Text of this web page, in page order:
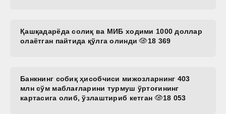
Қашқадарёда солиқ ва МИБ ходими 1000 доллар
олаётган пайтида қўлга олинди
18 369
Банкнинг собиқ ҳисобчиси мижозларнинг 403
млн сўм маблағларини турмуш ўртоғининг
картасига олиб, ўзлаштириб кетган
18 053